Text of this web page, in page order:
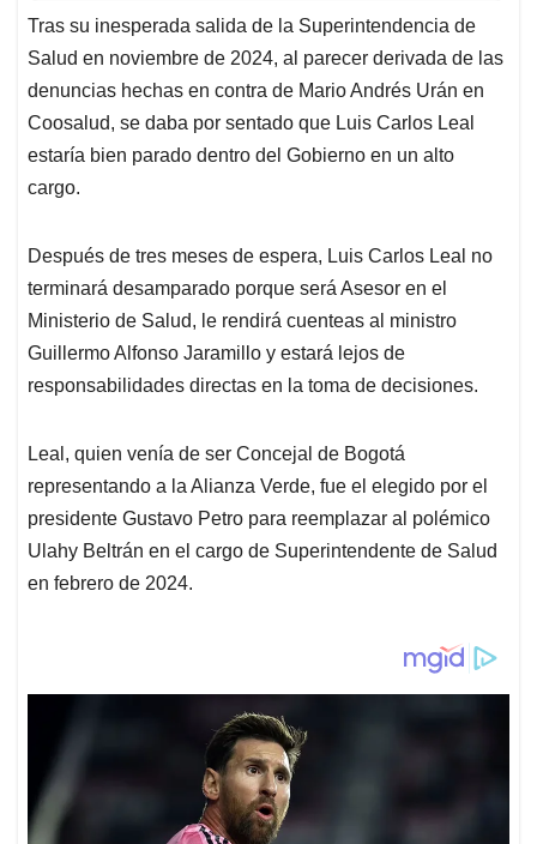
s
A
p
p
b
o
o
k
e
d
I
n
l
a
d
s
Tras su inesperada salida de la Superintendencia de
Salud en noviembre de 2024, al parecer derivada de las
denuncias hechas en contra de Mario Andrés Urán en
Coosalud, se daba por sentado que Luis Carlos Leal
estaría bien parado dentro del Gobierno en un alto
cargo.
Después de tres meses de espera, Luis Carlos Leal no
terminará desamparado porque será Asesor en el
Ministerio de Salud, le rendirá cuenteas al ministro
Guillermo Alfonso Jaramillo y estará lejos de
responsabilidades directas en la toma de decisiones.
Leal, quien venía de ser Concejal de Bogotá
representando a la Alianza Verde, fue el elegido por el
presidente Gustavo Petro para reemplazar al polémico
Ulahy Beltrán en el cargo de Superintendente de Salud
en febrero de 2024.